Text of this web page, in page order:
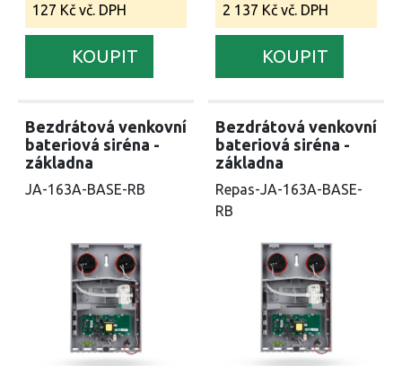
127 Kč vč. DPH
KOUPIT
2 137 Kč vč. DPH
KOUPIT
Bezdrátová venkovní
bateriová siréna -
základna
JA-163A-BASE-RB
Bezdrátová venkovní
bateriová siréna -
základna
Repas-JA-163A-BASE-
RB